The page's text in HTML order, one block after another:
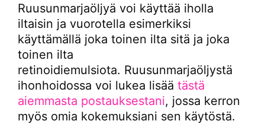
Ruusunmarjaöljyä voi käyttää iholla
iltaisin ja vuorotella esimerkiksi
käyttämällä joka toinen ilta sitä ja joka
toinen ilta
retinoidiemulsiota. Ruusunmarjaöljystä
ihonhoidossa voi lukea lisää tästä
aiemmasta postauksestani, jossa kerron
myös omia kokemuksiani sen käytöstä.